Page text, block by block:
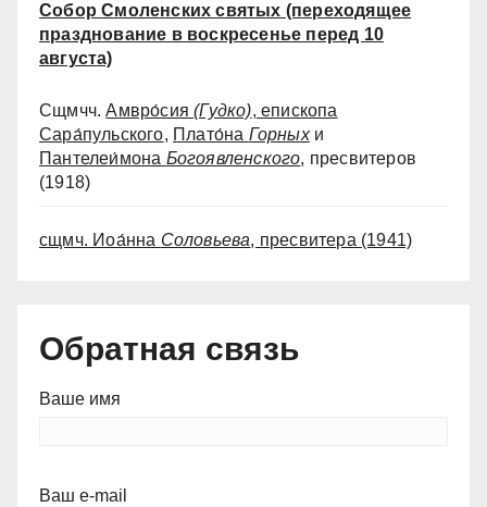
Собор Смоленских святых (переходящее
празднование в воскресенье перед 10
августа)
Сщмчч.Амвро́сия(Гудко), епископа
Сара́пульского, Плато́на Горныхи
Пантелеи́мона Богоявленского, пресвитеров
(1918)
сщмч. Иоа́нна Соловьева, пресвитера (1941)
Обратная связь
Ваше имя
Ваш e-mail